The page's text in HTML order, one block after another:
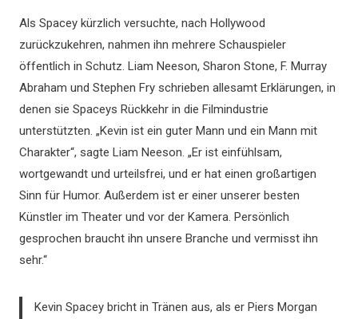
Als Spacey kürzlich versuchte, nach Hollywood
zurückzukehren, nahmen ihn mehrere Schauspieler
öffentlich in Schutz. Liam Neeson, Sharon Stone, F. Murray
Abraham und Stephen Fry schrieben allesamt Erklärungen, in
denen sie Spaceys Rückkehr in die Filmindustrie
unterstützten. „Kevin ist ein guter Mann und ein Mann mit
Charakter“, sagte Liam Neeson. „Er ist einfühlsam,
wortgewandt und urteilsfrei, und er hat einen großartigen
Sinn für Humor. Außerdem ist er einer unserer besten
Künstler im Theater und vor der Kamera. Persönlich
gesprochen braucht ihn unsere Branche und vermisst ihn
sehr.“
Kevin Spacey bricht in Tränen aus, als er Piers Morgan